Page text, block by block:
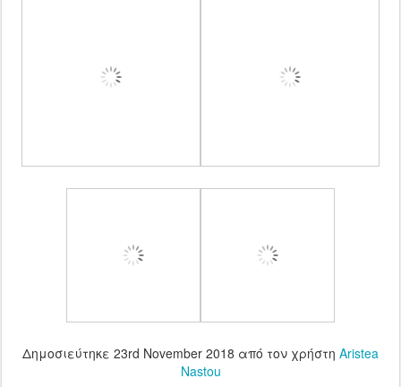
Δημοσιεύτηκε 23rd November 2018 από τον χρήστη Aristea
Nastou